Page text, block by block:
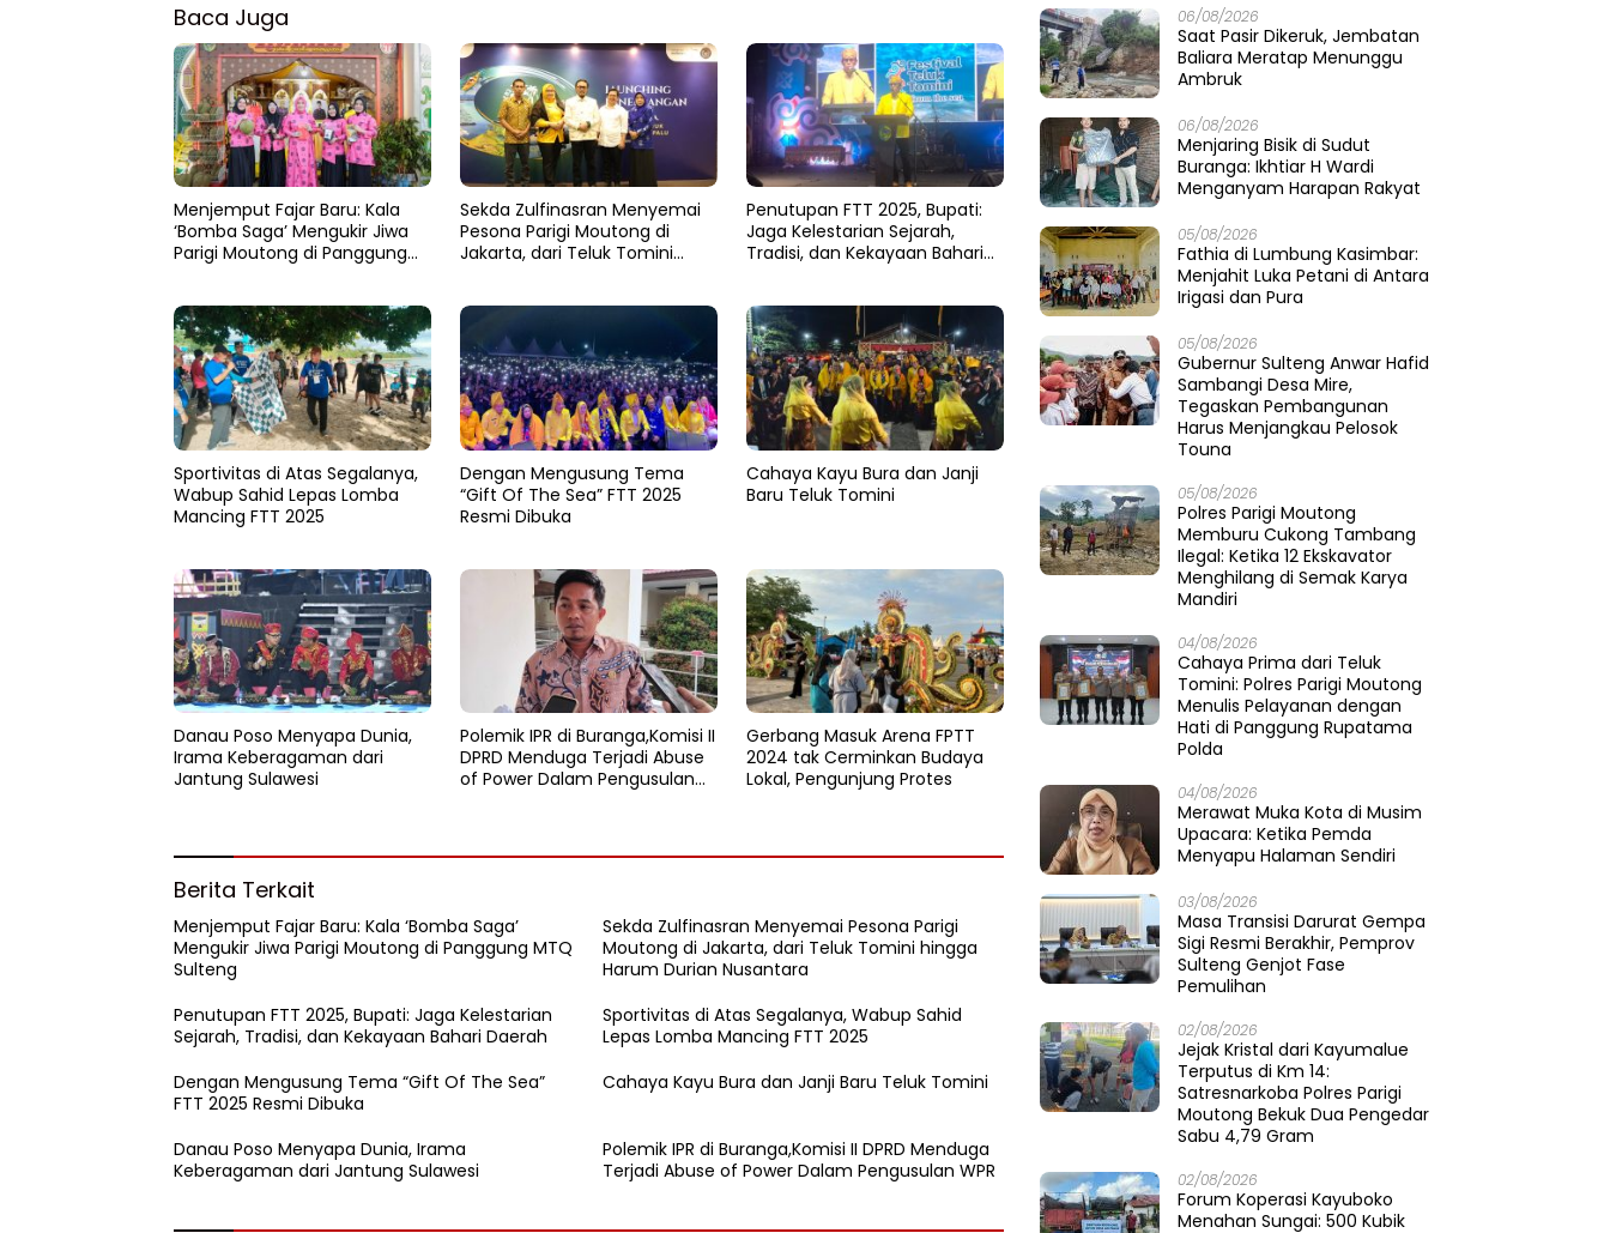
Baca Juga
Menjemput Fajar Baru: Kala
‘Bomba Saga’ Mengukir Jiwa
Parigi Moutong di Panggung
Sekda Zulfinasran Menyemai
Pesona Parigi Moutong di
Jakarta, dari Teluk Tomini
Penutupan FTT 2025, Bupati:
Jaga Kelestarian Sejarah,
Tradisi, dan Kekayaan Bahari
Sportivitas di Atas Segalanya,
Wabup Sahid Lepas Lomba
Mancing FTT 2025
Dengan Mengusung Tema
“Gift Of The Sea” FTT 2025
Resmi Dibuka
Cahaya Kayu Bura dan Janji
Baru Teluk Tomini
Danau Poso Menyapa Dunia,
Irama Keberagaman dari
Jantung Sulawesi
Polemik IPR di Buranga,Komisi II
DPRD Menduga Terjadi Abuse
of Power Dalam Pengusulan
Gerbang Masuk Arena FPTT
2024 tak Cerminkan Budaya
Lokal, Pengunjung Protes
Berita Terkait
Menjemput Fajar Baru: Kala ‘Bomba Saga’
Mengukir Jiwa Parigi Moutong di Panggung MTQ
Sulteng
Sekda Zulfinasran Menyemai Pesona Parigi
Moutong di Jakarta, dari Teluk Tomini hingga
Harum Durian Nusantara
Penutupan FTT 2025, Bupati: Jaga Kelestarian
Sejarah, Tradisi, dan Kekayaan Bahari Daerah
Sportivitas di Atas Segalanya, Wabup Sahid
Lepas Lomba Mancing FTT 2025
Dengan Mengusung Tema “Gift Of The Sea”
FTT 2025 Resmi Dibuka
Cahaya Kayu Bura dan Janji Baru Teluk Tomini
Danau Poso Menyapa Dunia, Irama
Keberagaman dari Jantung Sulawesi
Polemik IPR di Buranga,Komisi II DPRD Menduga
Terjadi Abuse of Power Dalam Pengusulan WPR
06/08/2026
Saat Pasir Dikeruk, Jembatan
Baliara Meratap Menunggu
Ambruk
06/08/2026
Menjaring Bisik di Sudut
Buranga: Ikhtiar H Wardi
Menganyam Harapan Rakyat
05/08/2026
Fathia di Lumbung Kasimbar:
Menjahit Luka Petani di Antara
Irigasi dan Pura
05/08/2026
Gubernur Sulteng Anwar Hafid
Sambangi Desa Mire,
Tegaskan Pembangunan
Harus Menjangkau Pelosok
Touna
05/08/2026
Polres Parigi Moutong
Memburu Cukong Tambang
Ilegal: Ketika 12 Ekskavator
Menghilang di Semak Karya
Mandiri
04/08/2026
Cahaya Prima dari Teluk
Tomini: Polres Parigi Moutong
Menulis Pelayanan dengan
Hati di Panggung Rupatama
Polda
04/08/2026
Merawat Muka Kota di Musim
Upacara: Ketika Pemda
Menyapu Halaman Sendiri
03/08/2026
Masa Transisi Darurat Gempa
Sigi Resmi Berakhir, Pemprov
Sulteng Genjot Fase
Pemulihan
02/08/2026
Jejak Kristal dari Kayumalue
Terputus di Km 14:
Satresnarkoba Polres Parigi
Moutong Bekuk Dua Pengedar
Sabu 4,79 Gram
02/08/2026
Forum Koperasi Kayuboko
Menahan Sungai: 500 Kubik